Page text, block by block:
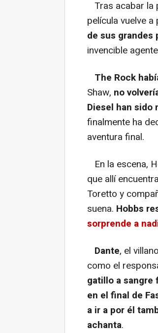
Tras acabar la
película vuelve
de sus grandes
invencible
The Rock
Shaw, no
Diesel han sido
finalmente ha
aventura final.
En la escena,
que allí
Toretto y
suena. Hobbs
sorprende a
Dante, el
como el
gatillo a sangre
en el final de
a ir a por él
achanta.